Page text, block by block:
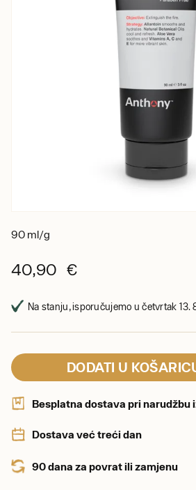
90 ml/g
40,90 €
Na stanju, isporučujemo u četvrtak 13.
DODATI U
Besplatna dostava pri narudžbu
Dostava već treći dan
90 dana za povrat ili zamjenu